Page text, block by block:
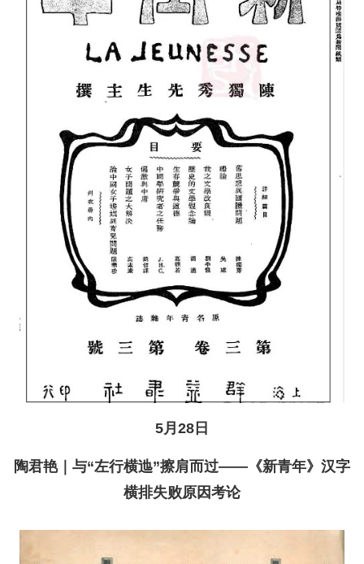
5月28日
陶君艳｜与“左行横迆”擦肩而过——《新青年》汉字
横排失败原因考论